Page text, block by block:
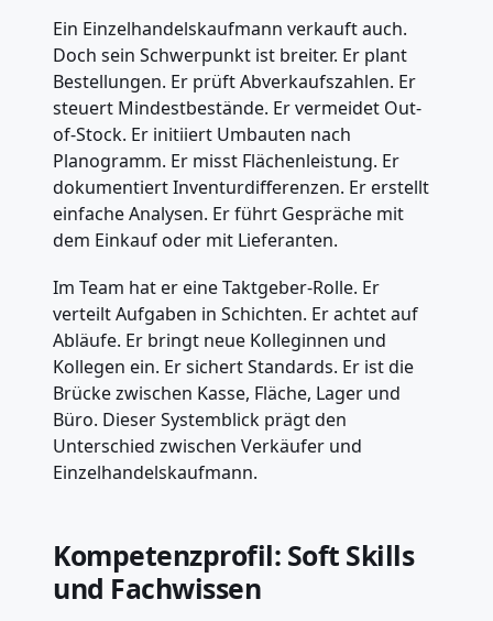
Ein Einzelhandelskaufmann verkauft auch.
Doch sein Schwerpunkt ist breiter. Er plant
Bestellungen. Er prüft Abverkaufszahlen. Er
steuert Mindestbestände. Er vermeidet Out-
of-Stock. Er initiiert Umbauten nach
Planogramm. Er misst Flächenleistung. Er
dokumentiert Inventurdifferenzen. Er erstellt
einfache Analysen. Er führt Gespräche mit
dem Einkauf oder mit Lieferanten.
Im Team hat er eine Taktgeber-Rolle. Er
verteilt Aufgaben in Schichten. Er achtet auf
Abläufe. Er bringt neue Kolleginnen und
Kollegen ein. Er sichert Standards. Er ist die
Brücke zwischen Kasse, Fläche, Lager und
Büro. Dieser Systemblick prägt den
Unterschied zwischen Verkäufer und
Einzelhandelskaufmann.
Kompetenzprofil: Soft Skills
und Fachwissen